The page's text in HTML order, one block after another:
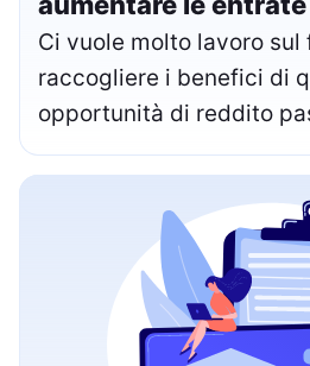
Ci vuole molto lavoro
raccogliere i benefici di
opportunità di reddito